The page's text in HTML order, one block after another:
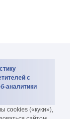
с
аналитики
cookies («куки»),